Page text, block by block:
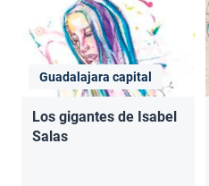
Guadalajara capital
Los gigantes de Isabel
Salas